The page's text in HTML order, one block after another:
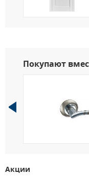
Покупают
Акции